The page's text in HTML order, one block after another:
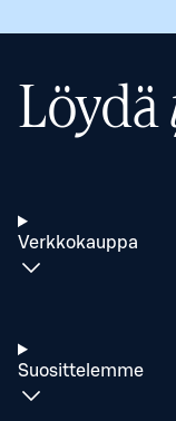
Löydä
Verkkokauppa
Suosittelemme